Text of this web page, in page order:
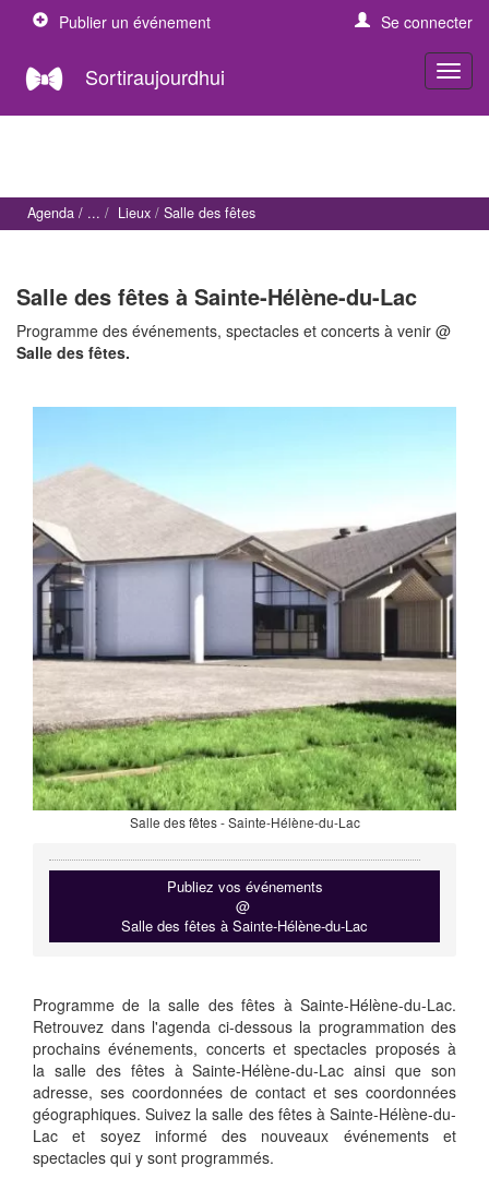
Publier un événement Se connecter
Sortiraujourdhui
Agenda Lieux Salle des fêtes
Salle des fêtes à Sainte-Hélène-du-Lac
Programme des événements, spectacles et concerts à venir @
Salle des fêtes.
Salle des fêtes - Sainte-Hélène-du-Lac
Publiez vos événements
@
Salle des fêtes à Sainte-Hélène-du-Lac
Programme de la salle des fêtes à Sainte-Hélène-du-Lac.
Retrouvez dans l'agenda ci-dessous la programmation des
prochains événements, concerts et spectacles proposés à
la salle des fêtes à Sainte-Hélène-du-Lac ainsi que son
adresse, ses coordonnées de contact et ses coordonnées
géographiques. Suivez la salle des fêtes à Sainte-Hélène-du-
Lac et soyez informé des nouveaux événements et
spectacles qui y sont programmés.